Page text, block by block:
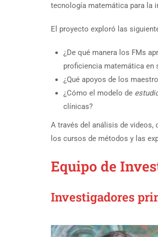
tecnología matemática para la
El proyecto exploró las
¿De qué manera los FMs
proficiencia matemática en
¿Qué apoyos de los
¿Cómo el modelo de
clínicas?
A través del análisis de
los cursos de métodos y las
Equipo de
Investigadores